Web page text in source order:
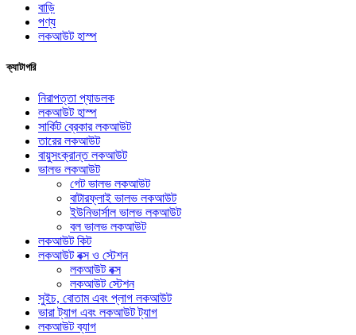
বাড়ি
পণ্য
লকআউট হাস্প
ক্যাটাগরি
নিরাপত্তা প্যাডলক
লকআউট হাস্প
সার্কিট ব্রেকার লকআউট
তারের লকআউট
বায়ুসংক্রান্ত লকআউট
ভালভ লকআউট
গেট ভালভ লকআউট
বাটারফ্লাই ভালভ লকআউট
ইউনিভার্সাল ভালভ লকআউট
বল ভালভ লকআউট
লকআউট কিট
লকআউট বক্স ও স্টেশন
লকআউট বক্স
লকআউট স্টেশন
সুইচ, বোতাম এবং প্লাগ লকআউট
ভারা ট্যাগ এবং লকআউট ট্যাগ
লকআউট ব্যাগ